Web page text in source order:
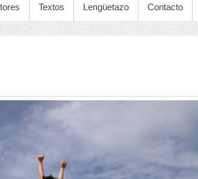
Textos Lengüetazo Contacto